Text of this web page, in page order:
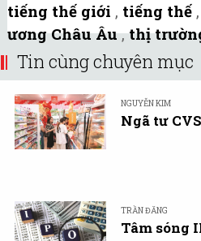
tiếng thế giới , tiếng thế ,
ương Châu Âu,thị
Tin cùng chuyên mục
NGUYỄN KIM
Ngã tư CVS
TRẦN ĐĂNG
Tâm sóng